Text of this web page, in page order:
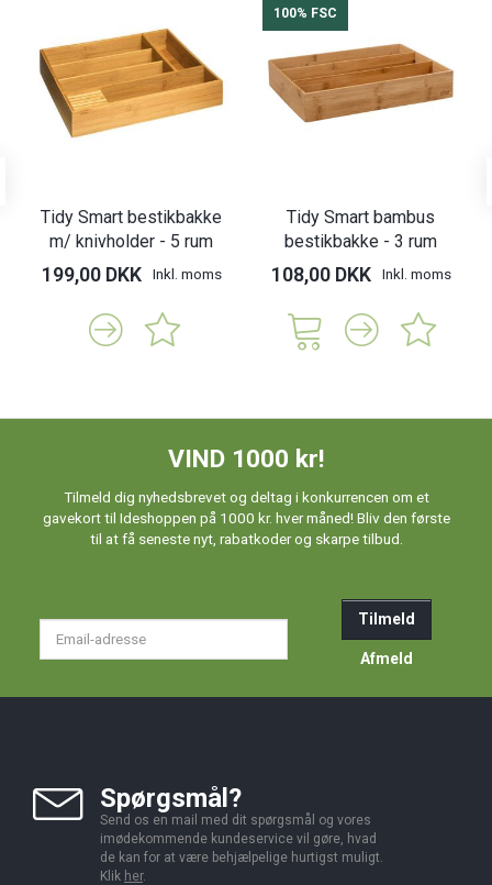
Tidy Smart bestikbakke
m/ knivholder - 5 rum
199,00 DKK Inkl. moms
100% FSC
Tidy Smart bambus
bestikbakke - 3 rum
108,00 DKK Inkl. moms
VIND 1000 kr!
Tilmeld dig nyhedsbrevet og deltag i konkurrencen om et
gavekort til Ideshoppen på 1000 kr. hver måned! Bliv den første
til at få seneste nyt, rabatkoder og skarpe tilbud.
Tilmeld
Afmeld
Spørgsmål?
Send os en mail med dit spørgsmål og vores
imødekommende kundeservice vil gøre, hvad
de kan for at være behjælpelige hurtigst muligt.
Klik her.